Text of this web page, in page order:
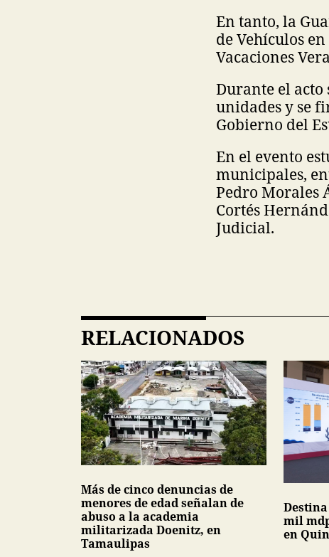
En tanto, la
de Vehículos
Vacaciones
Durante el acto
unidades y se
Gobierno del
En el evento
municipales,
Pedro Morales
Cortés
Judicial.
RELACIONADOS
Más de cinco denuncias de
menores de edad señalan de
abuso a la academia
militarizada Doenitz, en
Tamaulipas
mil
en